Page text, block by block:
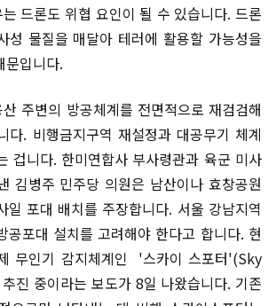
드론도 위협 요인이 될 수 있습니다. 드론
성 물질을 매달아 테러에 활용할 가능성을
문입니다.
주변의 방공체계를 전면적으로 재검검해
다. 비행금지구역 재설정과 대공무기 체계
겁니다. 한미연합사 부사령관과 육군 미사
김병주 민주당 의원은 남산이나 효창공원
일 포대 배치를 주장합니다. 서울 강남지역
공포대 설치를 고려해야 한다고 합니다. 현
무인기 감지체계인 '스카이 스포터'(Sky
진 중이라는 보도가 8일 나왔습니다. 기존